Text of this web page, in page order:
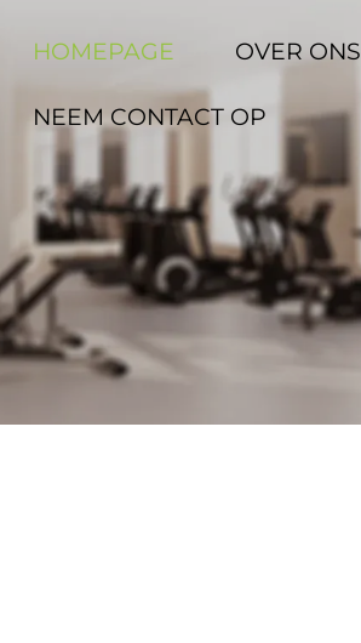
HOMEPAGE OVER ONS
NEEM CONTACT OP